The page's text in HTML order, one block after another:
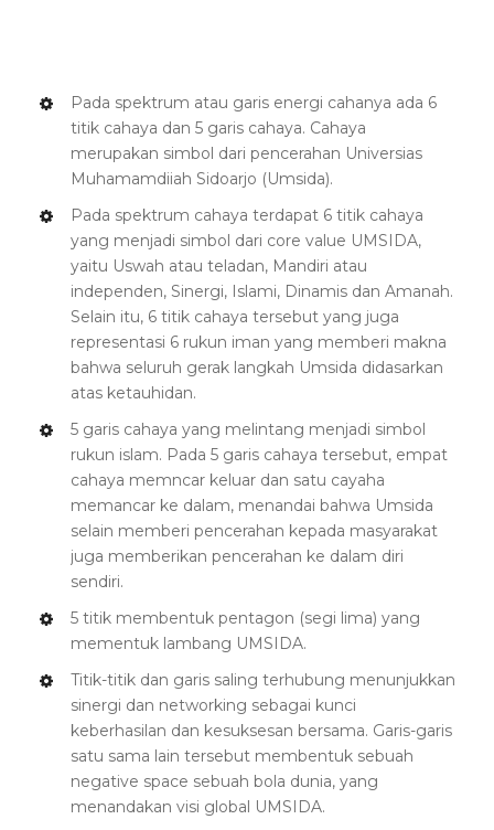
Pada spektrum atau garis energi cahanya ada 6
titik cahaya dan 5 garis cahaya. Cahaya
merupakan simbol dari pencerahan Universias
Muhamamdiiah Sidoarjo (Umsida).
Pada spektrum cahaya terdapat 6 titik cahaya
yang menjadi simbol dari core value UMSIDA,
yaitu Uswah atau teladan, Mandiri atau
independen, Sinergi, Islami, Dinamis dan Amanah.
Selain itu, 6 titik cahaya tersebut yang juga
representasi 6 rukun iman yang memberi makna
bahwa seluruh gerak langkah Umsida didasarkan
atas ketauhidan.
5 garis cahaya yang melintang menjadi simbol
rukun islam. Pada 5 garis cahaya tersebut, empat
cahaya memncar keluar dan satu cayaha
memancar ke dalam, menandai bahwa Umsida
selain memberi pencerahan kepada masyarakat
juga memberikan pencerahan ke dalam diri
sendiri.
5 titik membentuk pentagon (segi lima) yang
mementuk lambang UMSIDA.
Titik-titik dan garis saling terhubung menunjukkan
sinergi dan networking sebagai kunci
keberhasilan dan kesuksesan bersama. Garis-garis
satu sama lain tersebut membentuk sebuah
negative space sebuah bola dunia, yang
menandakan visi global UMSIDA.